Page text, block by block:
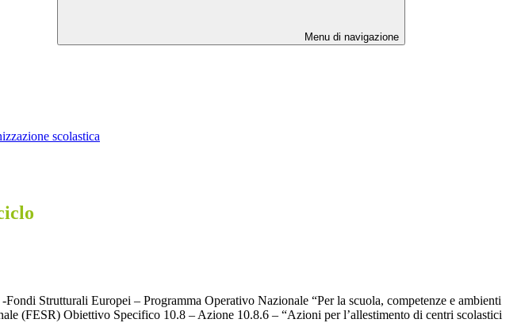
Menu di navigazione
scolastica
Strutturali Europei – Programma Operativo Nazionale “Per la scuola, competenze e ambienti
(FESR) Obiettivo Specifico 10.8 – Azione 10.8.6 – “Azioni per l’allestimento di centri scolastici